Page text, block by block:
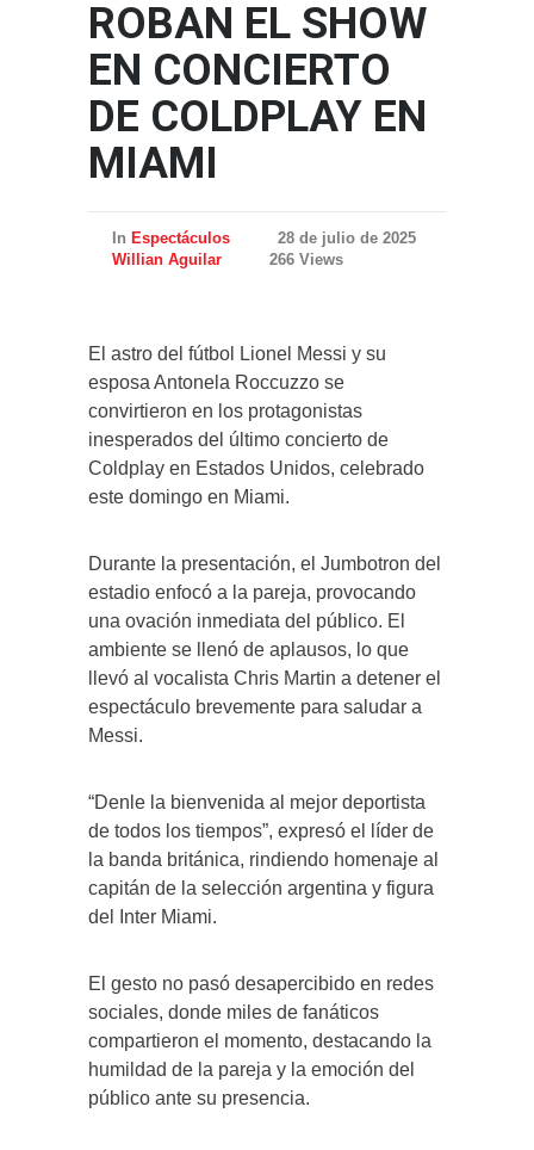
ROBAN EL SHOW
EN CONCIERTO
DE COLDPLAY EN
MIAMI
In Espectáculos
28 de julio de 2025
Willian Aguilar
266 Views
El astro del fútbol Lionel Messi y su
esposa Antonela Roccuzzo se
convirtieron en los protagonistas
inesperados del último concierto de
Coldplay en Estados Unidos, celebrado
este domingo en Miami.
Durante la presentación, el Jumbotron del
estadio enfocó a la pareja, provocando
una ovación inmediata del público. El
ambiente se llenó de aplausos, lo que
llevó al vocalista Chris Martin a detener el
espectáculo brevemente para saludar a
Messi.
“Denle la bienvenida al mejor deportista
de todos los tiempos”, expresó el líder de
la banda británica, rindiendo homenaje al
capitán de la selección argentina y figura
del Inter Miami.
El gesto no pasó desapercibido en redes
sociales, donde miles de fanáticos
compartieron el momento, destacando la
humildad de la pareja y la emoción del
público ante su presencia.